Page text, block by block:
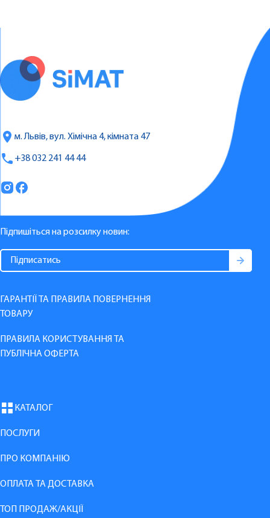
м. Львів, вул. Хімічна 4, кімната 47
+38 032 241 44 44
Підпишіться на розсилку новин:
ГАРАНТІЇ ТА ПРАВИЛА ПОВЕРНЕННЯ
ТОВАРУ
ПРАВИЛА КОРИСТУВАННЯ ТА
ПУБЛІЧНА ОФЕРТА
КАТАЛОГ
ПОСЛУГИ
ПРО КОМПАНІЮ
ОПЛАТА ТА ДОСТАВКА
ТОП ПРОДАЖ/АКЦІЇ